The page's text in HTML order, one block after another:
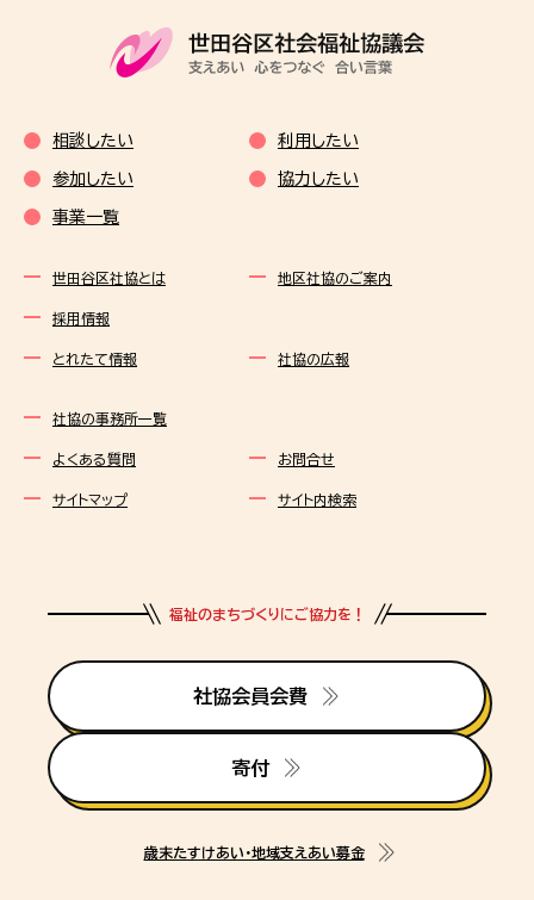
相談したい 利用したい
参加したい 協力したい
事業一覧
世田谷区社協とは 地区社協のご案内
採用情報
とれたて情報 社協の広報
社協の事務所一覧
よくある質問 お問合せ
サイトマップ サイト内検索
福祉のまちづくりにご協力を！
社協会員会費
寄付
歳末たすけあい・地域支えあい募金